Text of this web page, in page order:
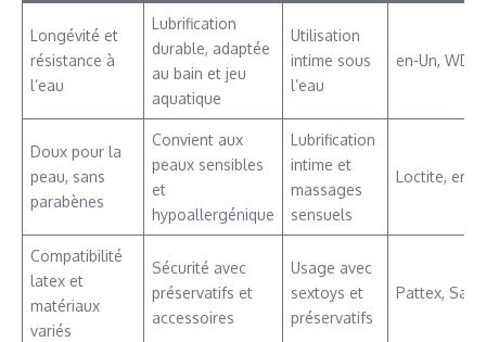
Longévité et
résistance à
l’eau
Lubrification
durable, adaptée
au bain et jeu
aquatique
Utilisation
intime sous
l’eau
en-Un, WD-
Doux pour la
peau, sans
parabènes
Convient aux
peaux sensibles
et
hypoallergénique
Lubrification
intime et
massages
sensuels
Loctite, en-
Compatibilité
latex et
matériaux
variés
Sécurité avec
préservatifs et
accessoires
Usage avec
sextoys et
préservatifs
Pattex,